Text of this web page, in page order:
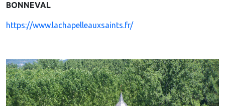
BONNEVAL
https://www.lachapelleauxsaints.fr/